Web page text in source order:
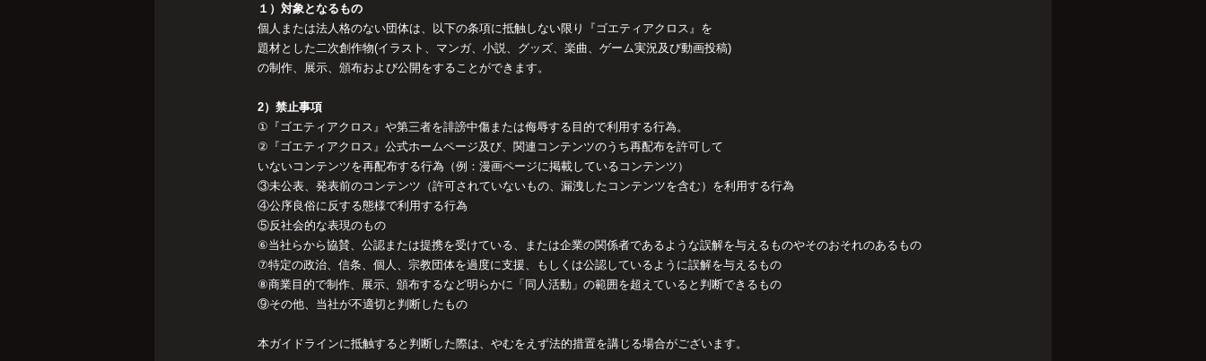
１）対象となるもの
個人または法人格のない団体は、以下の条項に抵触しない限り『ゴエティアクロス』を
題材とした二次創作物(イラスト、マンガ、小説、グッズ、楽曲、ゲーム実況及び動画投稿)
の制作、展示、頒布および公開をすることができます。
2）禁止事項
①『ゴエティアクロス』や第三者を誹謗中傷または侮辱する目的で利用する行為。
②『ゴエティアクロス』公式ホームページ及び、関連コンテンツのうち再配布を許可して
いないコンテンツを再配布する行為（例：漫画ページに掲載しているコンテンツ）
③未公表、発表前のコンテンツ（許可されていないもの、漏洩したコンテンツを含む）を利用する行為
④公序良俗に反する態様で利用する行為
⑤反社会的な表現のもの
⑥当社らから協賛、公認または提携を受けている、または企業の関係者であるような誤解を与えるものやそのおそれのあるもの
⑦特定の政治、信条、個人、宗教団体を過度に支援、もしくは公認しているように誤解を与えるもの
⑧商業目的で制作、展示、頒布するなど明らかに「同人活動」の範囲を超えていると判断できるもの
⑨その他、当社が不適切と判断したもの
本ガイドラインに抵触すると判断した際は、やむをえず法的措置を講じる場合がございます。